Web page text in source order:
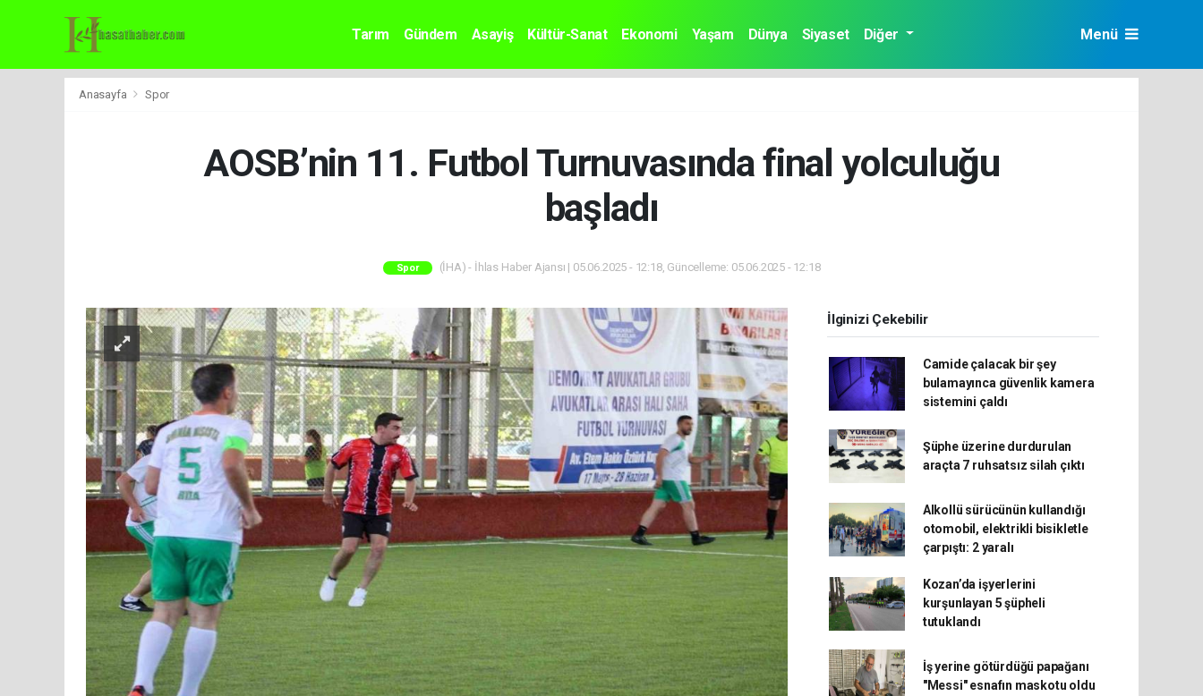
Tarım Gündem Asayiş Kültür-Sanat Ekonomi Yaşam Dünya Siyaset Diğer Menü
Anasayfa Spor
AOSB’nin 11. Futbol Turnuvasında final yolculuğu
başladı
Spor (İHA) - İhlas Haber Ajansı | 05.06.2025 - 12:18, Güncelleme: 05.06.2025 - 12:18
İlginizi Çekebilir
Camide çalacak bir şey
bulamayınca güvenlik kamera
sistemini çaldı
Şüphe üzerine durdurulan
araçta 7 ruhsatsız silah çıktı
Alkollü sürücünün kullandığı
otomobil, elektrikli bisikletle
çarpıştı: 2 yaralı
Kozan’da işyerlerini
kurşunlayan 5 şüpheli
tutuklandı
İş yerine götürdüğü papağanı
"Messi" esnafın maskotu oldu